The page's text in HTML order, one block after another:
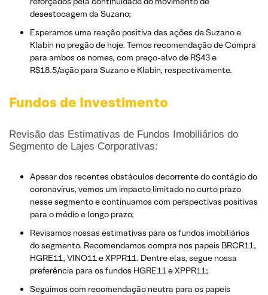
desestocagem da Suzano;
Esperamos uma reação positiva das ações de Suzano e
Klabin no pregão de hoje. Temos recomendação de Compra
para ambos os nomes, com preço-alvo de R$43 e
R$18.5/ação para Suzano e Klabin, respectivamente.
Fundos de Investimento
Revisão das Estimativas de Fundos Imobiliários do
Segmento de Lajes Corporativas:
Apesar dos recentes obstáculos decorrente do contágio do
coronavírus, vemos um impacto limitado no curto prazo
nesse segmento e continuamos com perspectivas positivas
para o médio e longo prazo;
Revisamos nossas estimativas para os fundos imobiliários
do segmento. Recomendamos compra nos papeis BRCR11,
HGRE11, VINO11 e XPPR11. Dentre elas, segue nossa
preferência para os fundos HGRE11 e XPPR11;
Seguimos com recomendação neutra para os papeis